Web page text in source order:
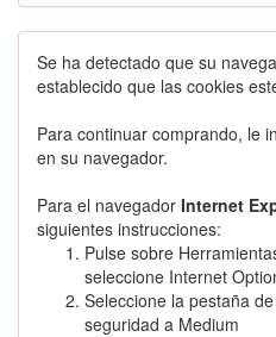
Se ha detectado que su
establecido que las cookies
Para continuar comprando, le
en su navegador.
Para el navegador Internet
siguientes instrucciones:
Pulse sobre
seleccione Internet
Seleccione la pestaña
seguridad a Medium